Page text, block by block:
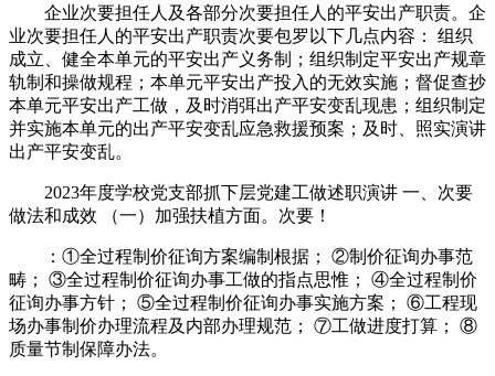
企业次要担任人及各部分次要担任人的平安出产职责。企
业次要担任人的平安出产职责次要包罗以下几点内容： 组织
成立、健全本单元的平安出产义务制；组织制定平安出产规章
轨制和操做规程；本单元平安出产投入的无效实施；督促查抄
本单元平安出产工做，及时消弭出产平安变乱现患；组织制定
并实施本单元的出产平安变乱应急救援预案；及时、照实演讲
出产平安变乱。
2023年度学校党支部抓下层党建工做述职演讲 一、次要
做法和成效 （一）加强扶植方面。次要！
：①全过程制价征询方案编制根据； ②制价征询办事范
畴； ③全过程制价征询办事工做的指点思惟； ④全过程制价
征询办事方针； ⑤全过程制价征询办事实施方案； ⑥工程现
场办事制价办理流程及内部办理规范； ⑦工做进度打算； ⑧
质量节制保障办法。